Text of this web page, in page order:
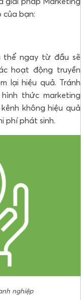
của bạn:
thể ngay từ đầu sẽ
hoạt động truyền
lại hiệu quả. Tránh
thức marketing
không hiệu quả
phí phát sinh.
nghiệp